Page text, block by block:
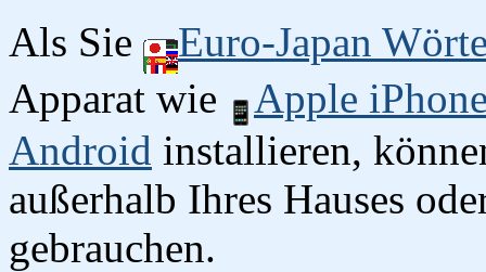
Als Sie
Euro-Japan
Apparat wie
Apple
Android installieren,
außerhalb Ihres Hauses
gebrauchen.